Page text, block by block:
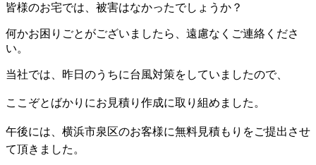
皆様のお宅では、被害はなかったでしょうか？
何かお困りごとがございましたら、遠慮なくご連絡くださ
い。
当社では、昨日のうちに台風対策をしていましたので、
ここぞとばかりにお見積り作成に取り組めました。
午後には、横浜市泉区のお客様に無料見積もりをご提出させ
て頂きました。